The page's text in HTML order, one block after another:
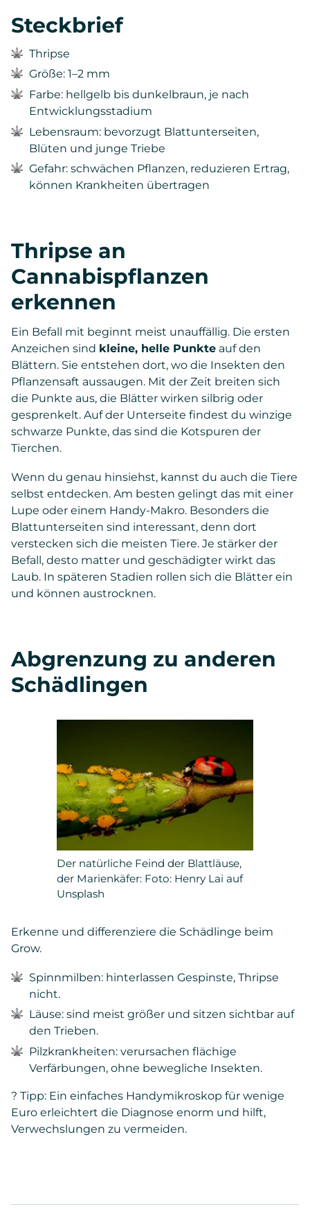
Steckbrief
Thripse
Größe: 1–2 mm
Farbe: hellgelb bis dunkelbraun, je nach
Entwicklungsstadium
Lebensraum: bevorzugt Blattunterseiten,
Blüten und junge Triebe
Gefahr: schwächen Pflanzen, reduzieren Ertrag,
können Krankheiten übertragen
Thripse an
Cannabispflanzen
erkennen
Ein Befall mit beginnt meist unauffällig. Die ersten
Anzeichen sind kleine, helle Punkte auf den
Blättern. Sie entstehen dort, wo die Insekten den
Pflanzensaft aussaugen. Mit der Zeit breiten sich
die Punkte aus, die Blätter wirken silbrig oder
gesprenkelt. Auf der Unterseite findest du winzige
schwarze Punkte, das sind die Kotspuren der
Tierchen.
Wenn du genau hinsiehst, kannst du auch die Tiere
selbst entdecken. Am besten gelingt das mit einer
Lupe oder einem Handy-Makro. Besonders die
Blattunterseiten sind interessant, denn dort
verstecken sich die meisten Tiere. Je stärker der
Befall, desto matter und geschädigter wirkt das
Laub. In späteren Stadien rollen sich die Blätter ein
und können austrocknen.
Abgrenzung zu anderen
Schädlingen
Der natürliche Feind der Blattläuse,
der Marienkäfer: Foto: Henry Lai auf
Unsplash
Erkenne und differenziere die Schädlinge beim
Grow.
Spinnmilben: hinterlassen Gespinste, Thripse
nicht.
Läuse: sind meist größer und sitzen sichtbar auf
den Trieben.
Pilzkrankheiten: verursachen flächige
Verfärbungen, ohne bewegliche Insekten.
? Tipp: Ein einfaches Handymikroskop für wenige
Euro erleichtert die Diagnose enorm und hilft,
Verwechslungen zu vermeiden.